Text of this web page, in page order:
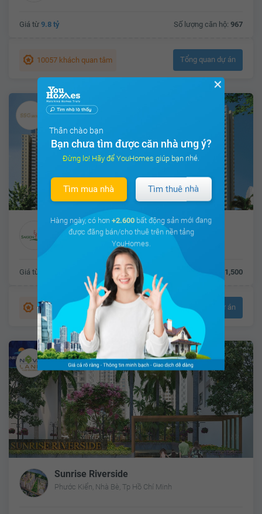
Giá từ 9.8 tỷ Số lượng căn hộ: 967
10057 khách quan tâm Tổng quan dự án
SaiGon Pearl
Phường 22, Quận Bình Thạnh, Hồ Chí Minh
Giá từ Số lượng căn hộ: 1,500
9964 khách quan tâm Tổng quan dự án
Sunrise Riverside
Phước Kiển, Nhà Bè, Tp Hồ Chí Minh
✕
Thân chào bạn
Bạn chưa tìm được căn nhà ưng ý?
Đừng lo! Hãy để YouHomes giúp bạn nhé.
Tìm mua nhà Tìm thuê nhà
Hàng ngày, có hơn +2.600 bất động sản mới đang
được đăng bán/cho thuê trên nền tảng
YouHomes.